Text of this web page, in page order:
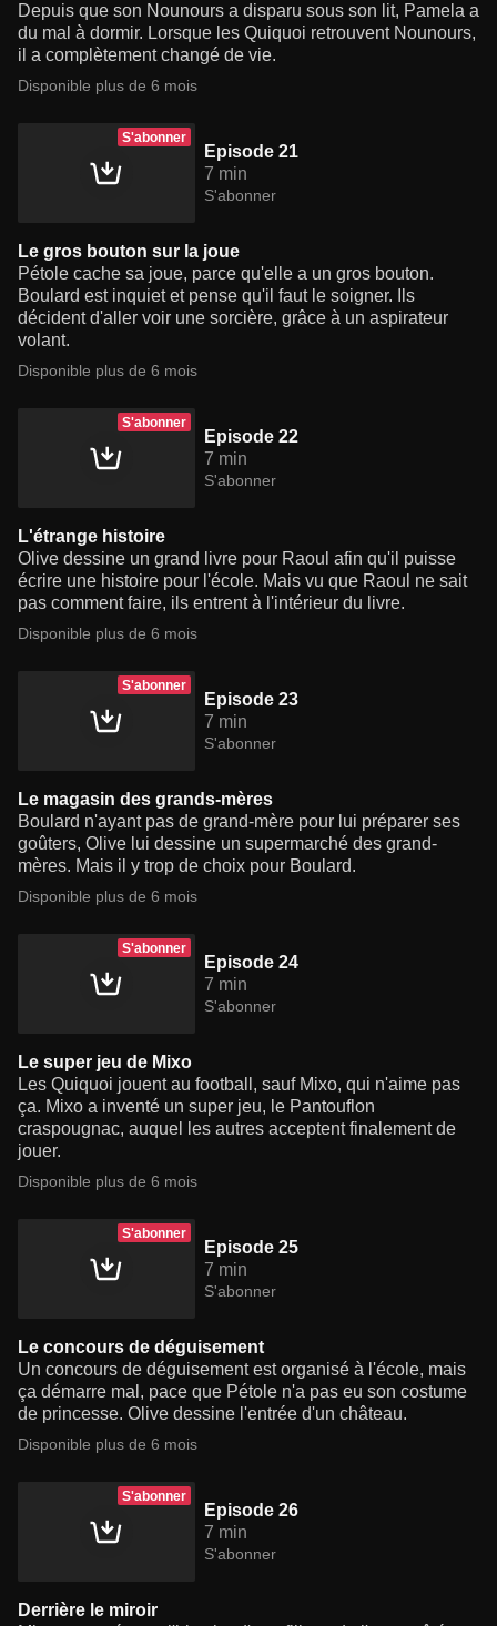
Depuis que son Nounours a disparu sous son lit, Pamela a
du mal à dormir. Lorsque les Quiquoi retrouvent Nounours,
il a complètement changé de vie.
Disponible plus de 6 mois
S'abonner
Episode 21
7 min
S'abonner
Le gros bouton sur la joue
Pétole cache sa joue, parce qu'elle a un gros bouton.
Boulard est inquiet et pense qu'il faut le soigner. Ils
décident d'aller voir une sorcière, grâce à un aspirateur
volant.
Disponible plus de 6 mois
S'abonner
Episode 22
7 min
S'abonner
L'étrange histoire
Olive dessine un grand livre pour Raoul afin qu'il puisse
écrire une histoire pour l'école. Mais vu que Raoul ne sait
pas comment faire, ils entrent à l'intérieur du livre.
Disponible plus de 6 mois
S'abonner
Episode 23
7 min
S'abonner
Le magasin des grands-mères
Boulard n'ayant pas de grand-mère pour lui préparer ses
goûters, Olive lui dessine un supermarché des grand-
mères. Mais il y trop de choix pour Boulard.
Disponible plus de 6 mois
S'abonner
Episode 24
7 min
S'abonner
Le super jeu de Mixo
Les Quiquoi jouent au football, sauf Mixo, qui n'aime pas
ça. Mixo a inventé un super jeu, le Pantouflon
craspougnac, auquel les autres acceptent finalement de
jouer.
Disponible plus de 6 mois
S'abonner
Episode 25
7 min
S'abonner
Le concours de déguisement
Un concours de déguisement est organisé à l'école, mais
ça démarre mal, pace que Pétole n'a pas eu son costume
de princesse. Olive dessine l'entrée d'un château.
Disponible plus de 6 mois
S'abonner
Episode 26
7 min
S'abonner
Derrière le miroir